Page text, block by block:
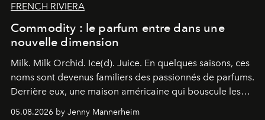
FRENCH RIVIERA
Commodity : le parfum entre dans une
nouvelle dimension
Milk. Milk Orchid. Ice(d). Juice. En quelques saisons, ces
noms sont devenus familiers des passionnés de parfums.
Derrière eux, une maison américaine qui bouscule les
codes de la parfumerie contemporaine en proposant
05.08.2026 by Jenny Mannerheim